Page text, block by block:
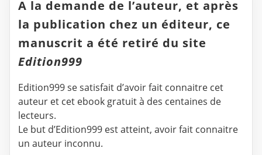
A la demande de l’auteur, et après
la publication chez un éditeur, ce
manuscrit a été retiré du site
Edition999
Edition999 se satisfait d’avoir fait connaitre cet
auteur et cet ebook gratuit à des centaines de
lecteurs.
Le but d’Edition999 est atteint, avoir fait connaitre
un auteur inconnu.